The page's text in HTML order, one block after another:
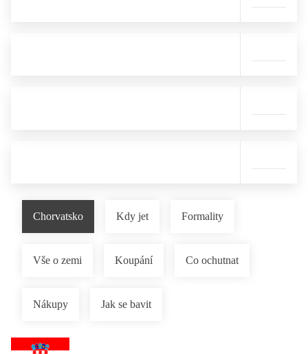
Chorvatsko Kdy jet Formality
Vše o zemi Koupání Co ochutnat
Nákupy Jak se bavit